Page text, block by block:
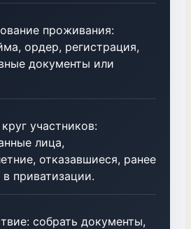
проживания:
ордер, регистрация,
документы или
участников:
лица,
отказавшиеся, ранее
приватизации.
собрать документы,